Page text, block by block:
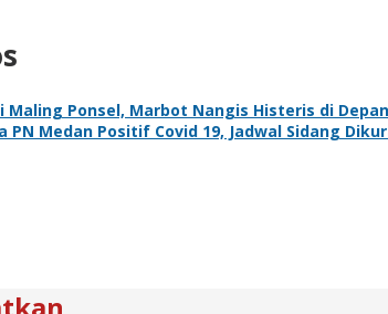
Maling Ponsel, Marbot Nangis Histeris di
PN Medan Positif Covid 19, Jadwal Sidang